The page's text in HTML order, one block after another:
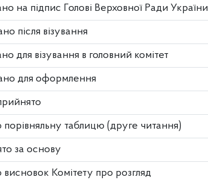
на підпис Голові Верховної Ради України
після візування
для візування в головний комітет
для оформлення
таблицю (друге читання)
за основу
Комітету про розгляд